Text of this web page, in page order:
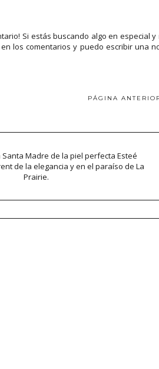
Si estás buscando algo en especial y
los comentarios y puedo escribir una
PÁGINA
Santa Madre de la piel perfecta Esteé
de la elegancia y en el paraíso de La
Prairie.